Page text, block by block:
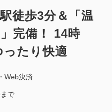
徒歩3分＆「温
完備！ 14時
たり快適
Web決済
で